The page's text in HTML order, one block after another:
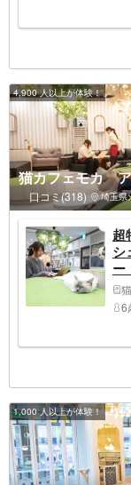
4,900 人以上が体験！
猫カフェモカ
口コミ(318) 埼玉県
超
シ
ー
6
1,000 人以上が体験！